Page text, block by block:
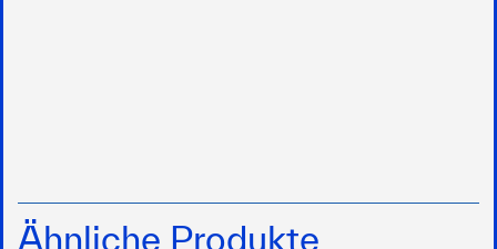
Ähnliche Produkte